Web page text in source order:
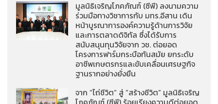
มูลนิธิเจริญโภคภัณฑ์ (ซีพี) ลงนามความ
ร่วมมือทางวิชาการกับ มทร.อีสาน เดิน
หน้าบูรณาการองค์ความรู้ด้านการวิจัย
และการตลาดดิจิทัล ซึ่งได้รับการ
สนับสนุนทุนวิจัยจาก วช. ต่อยอด
โครงการฟาร์มกระบือทันสมัย ยกระดับ
อาชีพเกษตรกรและขับเคลื่อนเศรษฐกิจ
ฐานรากอย่างยั่งยืน
จาก “ไถ่ชีวิต” สู่ “สร้างชีวิต” มูลนิธิเจริญ